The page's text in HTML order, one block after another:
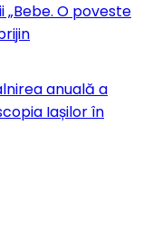
O poveste
anuală a
Iașilor în